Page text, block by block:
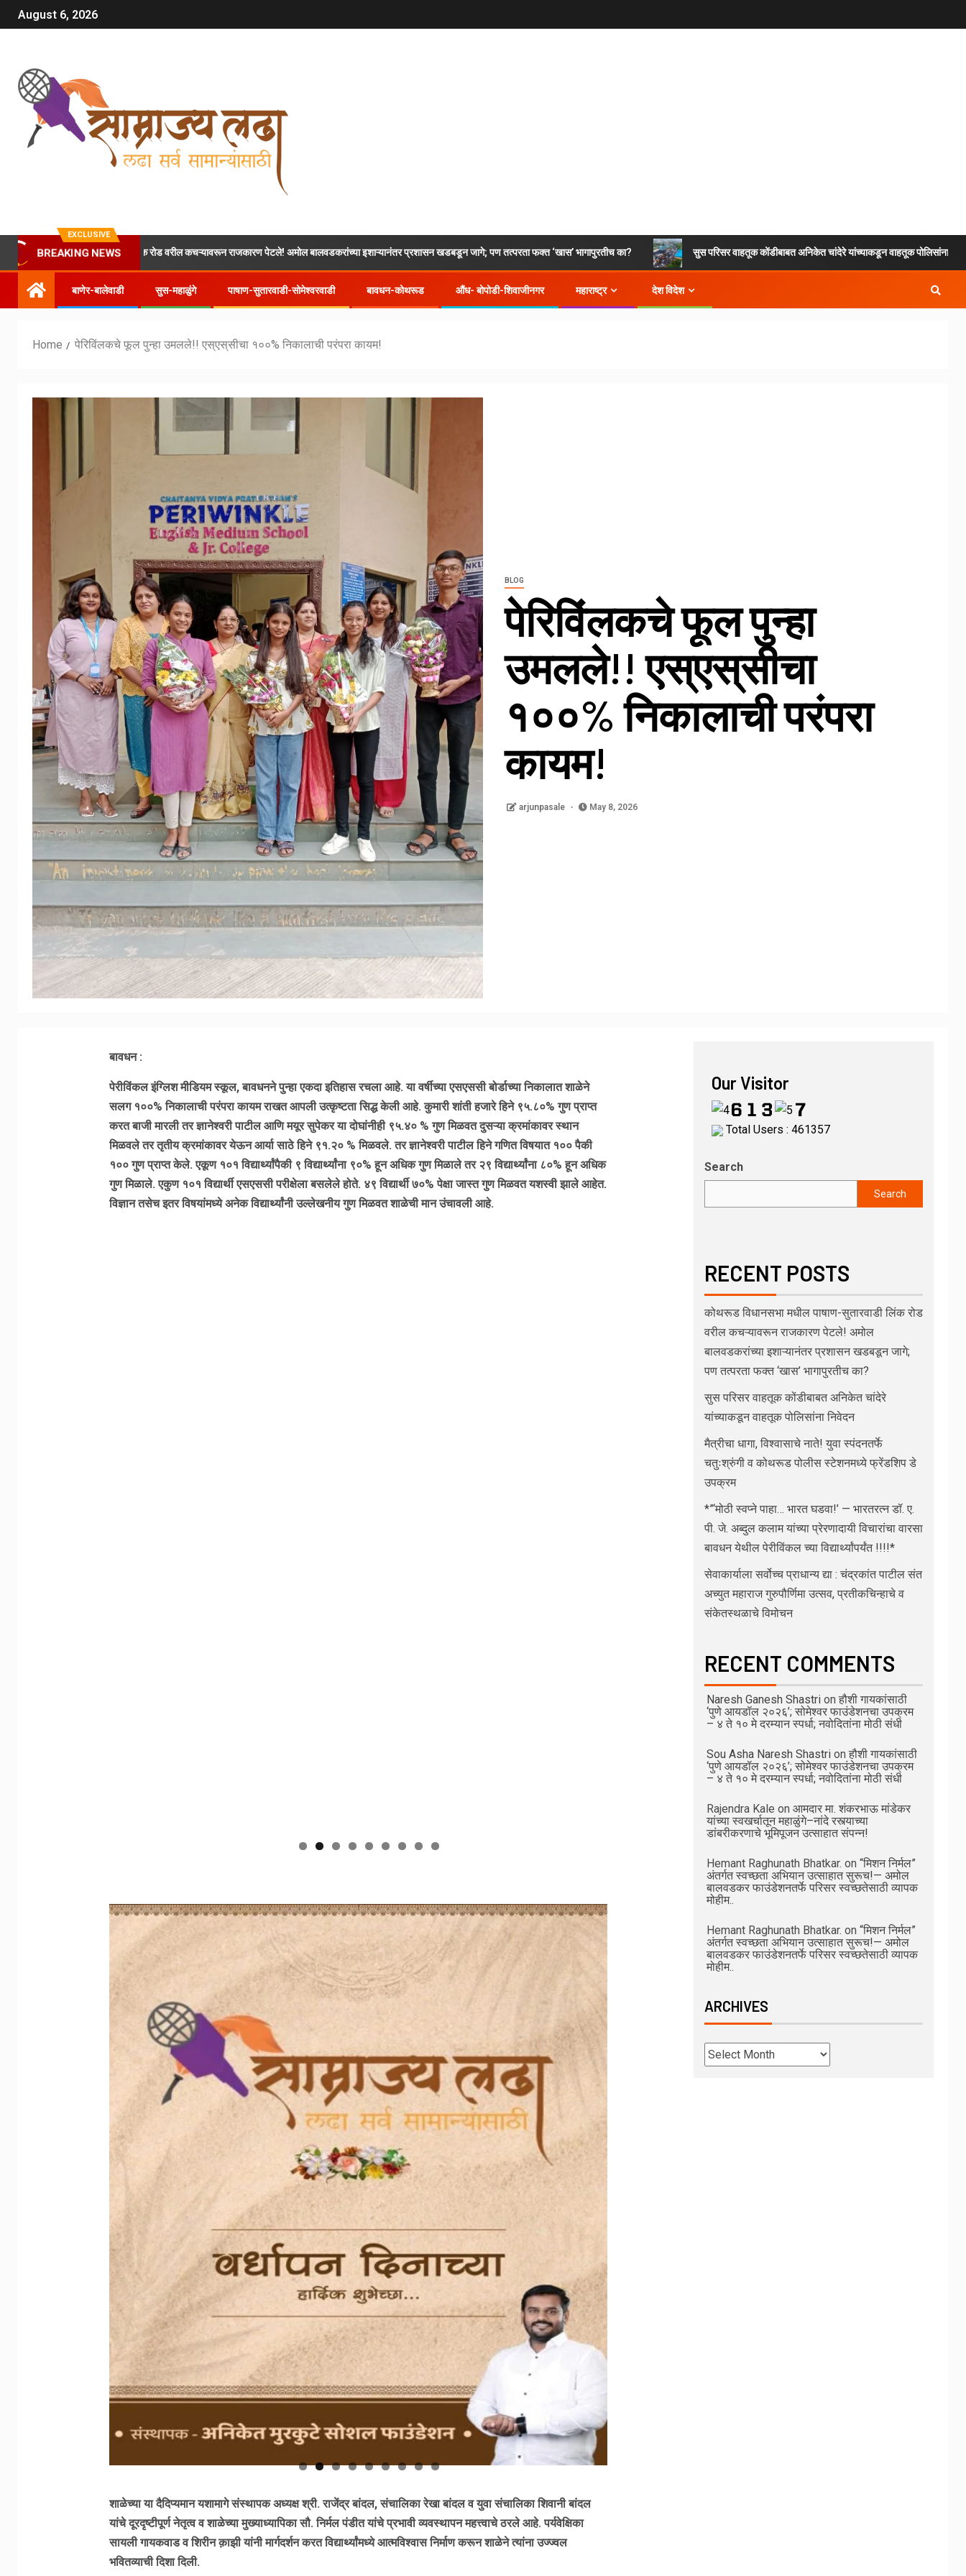
August 6, 2026
EXCLUSIVE
BREAKING NEWS
सुतारवाडी लिंक रोड वरील कचऱ्यावरून राजकारण पेटले! अमोल बालवडकरांच्या इशाऱ्यानंतर प्रशासन खडबडून जागे; पण तत्परता फक्त ‘खास’ भागापुरतीच का? सुस परिसर वाहतूक कोंडीबाबत अनिकेत चांदेरे यांच्याकडून वाहतूक पोलिसांना निवेदन
बाणेर-बालेवाडी सुस-महाळुंगे पाषाण-सुतारवाडी-सोमेश्वरवाडी बावधन-कोथरूड औंध- बोपोडी-शिवाजीनगर महाराष्ट्र देश विदेश
Home पेरिविंलकचे फूल पुन्हा उमलले!! एस्एस्‌सीचा १००% निकालाची परंपरा कायम!
BLOG
पेरिविंलकचे फूल पुन्हा
उमलले!! एस्एस्‌सीचा
१००% निकालाची परंपरा
कायम!
arjunpasale May 8, 2026
बावधन :
पेरीविंकल इंग्लिश मीडियम स्कूल, बावधनने पुन्हा एकदा इतिहास रचला आहे. या वर्षीच्या एसएससी बोर्डाच्या निकालात शाळेने
सलग १००% निकालाची परंपरा कायम राखत आपली उत्कृष्टता सिद्ध केली आहे. कुमारी शांती हजारे हिने ९५.८०% गुण प्राप्त
करत बाजी मारली तर ज्ञानेश्वरी पाटील आणि मयूर सुपेकर या दोघांनीही ९५.४० % गुण मिळवत दुसऱ्या क्रमांकावर स्थान
मिळवले तर तृतीय क्रमांकावर येऊन आर्या साठे हिने ९१.२० % मिळवले. तर ज्ञानेश्वरी पाटील हिने गणित विषयात १०० पैकी
१०० गुण प्राप्त केले. एकूण १०१ विद्यार्थ्यांपैकी ९ विद्यार्थ्यांना ९०% हून अधिक गुण मिळाले तर २९ विद्यार्थ्यांना ८०% हून अधिक
गुण मिळाले. एकुण १०१ विद्यार्थी एसएससी परीक्षेला बसलेले होते. ४९ विद्यार्थी ७०% पेक्षा जास्त गुण मिळवत यशस्वी झाले आहेत.
विज्ञान तसेच इतर विषयांमध्ये अनेक विद्यार्थ्यांनी उल्लेखनीय गुण मिळवत शाळेची मान उंचावली आहे.
शाळेच्या या दैदिप्यमान यशामागे संस्थापक अध्यक्ष श्री. राजेंद्र बांदल, संचालिका रेखा बांदल व युवा संचालिका शिवानी बांदल
यांचे दूरदृष्टीपूर्ण नेतृत्व व शाळेच्या मुख्याध्यापिका सौ. निर्मल पंडीत यांचे प्रभावी व्यवस्थापन महत्त्वाचे ठरले आहे. पर्यवेक्षिका
सायली गायकवाड व शिरीन क़ाझी यांनी मार्गदर्शन करत विद्यार्थ्यांमध्ये आत्मविश्वास निर्माण करून शाळेने त्यांना उज्ज्वल
भवितव्याची दिशा दिली.
Our Visitor
Total Users : 461357
Search
Search
RECENT POSTS
कोथरूड विधानसभा मधील पाषाण-सुतारवाडी लिंक रोड
वरील कचऱ्यावरून राजकारण पेटले! अमोल
बालवडकरांच्या इशाऱ्यानंतर प्रशासन खडबडून जागे;
पण तत्परता फक्त ‘खास’ भागापुरतीच का?
सुस परिसर वाहतूक कोंडीबाबत अनिकेत चांदेरे
यांच्याकडून वाहतूक पोलिसांना निवेदन
मैत्रीचा धागा, विश्वासाचे नाते! युवा स्पंदनतर्फे
चतुःश्रुंगी व कोथरूड पोलीस स्टेशनमध्ये फ्रेंडशिप डे
उपक्रम
*”‘मोठी स्वप्ने पाहा… भारत घडवा!’ — भारतरत्न डॉ. ए.
पी. जे. अब्दुल कलाम यांच्या प्रेरणादायी विचारांचा वारसा
बावधन येथील पेरीविंकल च्या विद्यार्थ्यांपर्यंत !!!!*
सेवाकार्याला सर्वोच्च प्राधान्य द्या : चंद्रकांत पाटील संत
अच्युत महाराज गुरुपौर्णिमा उत्सव, प्रतीकचिन्हाचे व
संकेतस्थळाचे विमोचन
RECENT COMMENTS
Naresh Ganesh Shastrion हौशी गायकांसाठी
‘पुणे आयडॉल २०२६’; सोमेश्वर फाउंडेशनचा उपक्रम
– ४ ते १० मे दरम्यान स्पर्धा; नवोदितांना मोठी संधी
Sou Asha Naresh Shastrion हौशी गायकांसाठी
‘पुणे आयडॉल २०२६’; सोमेश्वर फाउंडेशनचा उपक्रम
– ४ ते १० मे दरम्यान स्पर्धा; नवोदितांना मोठी संधी
Rajendra Kale on आमदार मा. शंकरभाऊ मांडेकर
यांच्या स्वखर्चातून महाळुंगे–नांदे रस्त्याच्या
डांबरीकरणाचे भूमिपूजन उत्साहात संपन्न!
Hemant Raghunath Bhatkar. on “मिशन निर्मल”
अंतर्गत स्वच्छता अभियान उत्साहात सुरूच!— अमोल
बालवडकर फाउंडेशनतर्फे परिसर स्वच्छतेसाठी व्यापक
मोहीम..
Hemant Raghunath Bhatkar. on “मिशन निर्मल”
अंतर्गत स्वच्छता अभियान उत्साहात सुरूच!— अमोल
बालवडकर फाउंडेशनतर्फे परिसर स्वच्छतेसाठी व्यापक
मोहीम..
ARCHIVES